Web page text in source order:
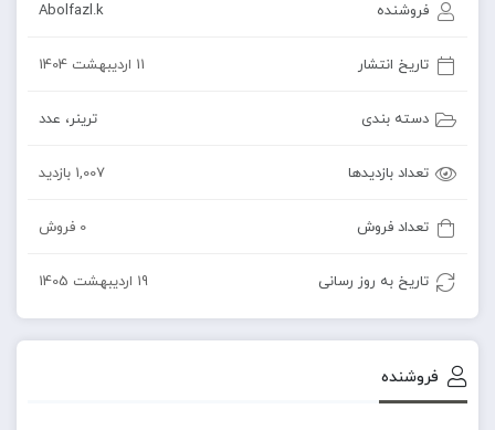
فروشنده Abolfazl.k
تاریخ انتشار 11 اردیبهشت 1404
دسته بندی ترینر، عدد
تعداد بازدیدها 1,007 بازدید
تعداد فروش 0 فروش
تاریخ به روز رسانی 19 اردیبهشت 1405
فروشنده